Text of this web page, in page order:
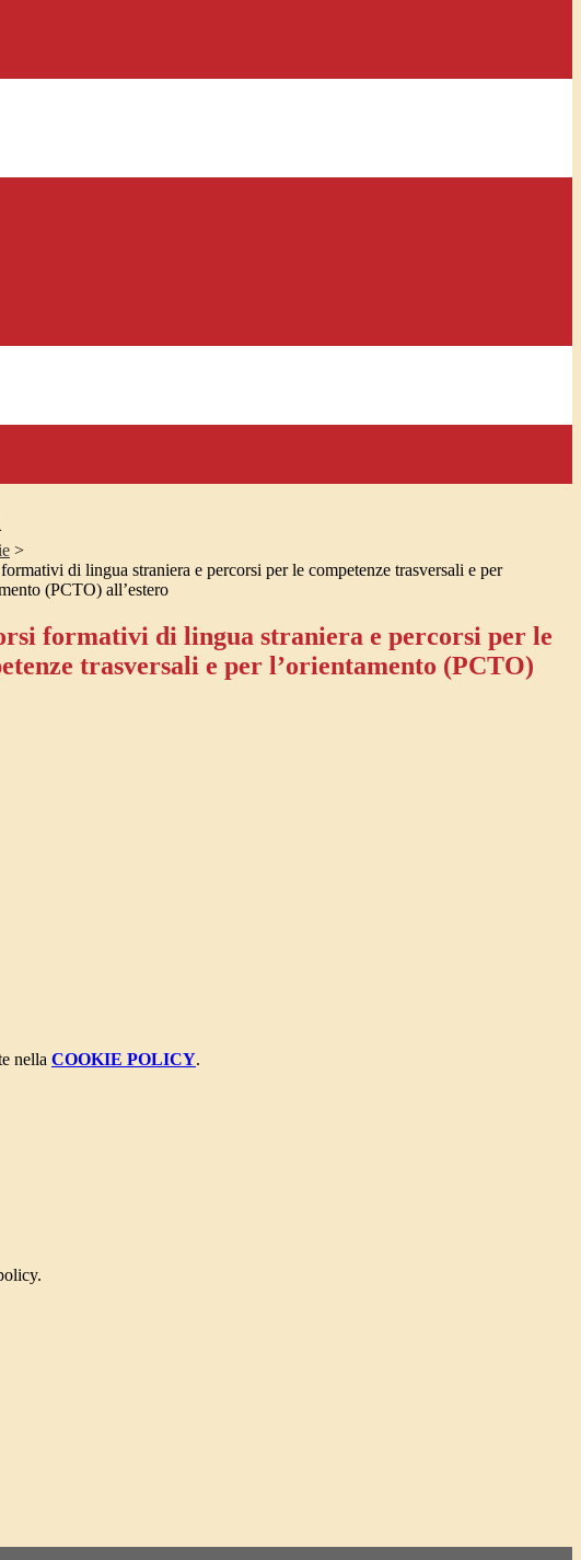
>
di lingua straniera e percorsi per le competenze trasversali e per
(PCTO) all’estero
formativi di lingua straniera e percorsi per le
trasversali e per l’orientamento (PCTO)
nella COOKIE POLICY.